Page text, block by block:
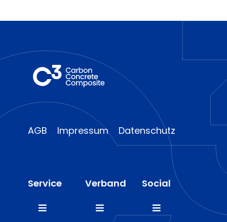
AGB Impressum Datenschutz
Service
Toggle
Verband
Toggle
Social
Toggle